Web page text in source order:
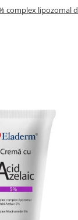
complex lipozomal